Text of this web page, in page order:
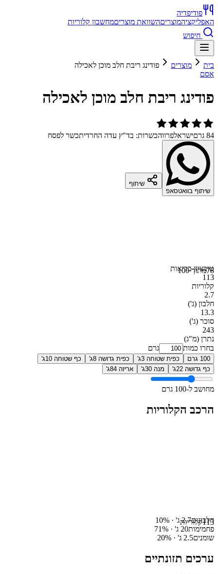
פודיפדיה
האפליקציהמוצריםהשוואת מוצריםמחשבון קלוריות
חיפוש
בית מוצרים
פודינג ריבת חלב מוכן לאכילה
אסם
פודינג ריבת חלב מוכן לאכילה
84 גרם ישראלפרווהכשרות: בד"ץ עדה החרדיתכשר לפסח
שיתוף בוואטסאפ
שיתוף
78מתוך 100טובציון בריאות
113
קלוריות
2.7
חלבון (ג')
13.3
סוכר (ג')
243
נתרן (מ"ג)
בחרו כמות
גרם
100 גרם כפית שטוחה 3ג' כפית גדושה 8ג'
כף שטוחה 10ג'
כף גדושה 22ג'
מנה 30ג' אריזה 84ג'
מחושב ל-100 גרם
הרכב הקלוריות
113קלוריותחלבונים2.7ג' · 10%
פחמימות20 ג' · 71%
שומנים2.5 ג' · 20%
ערכים תזונתיים